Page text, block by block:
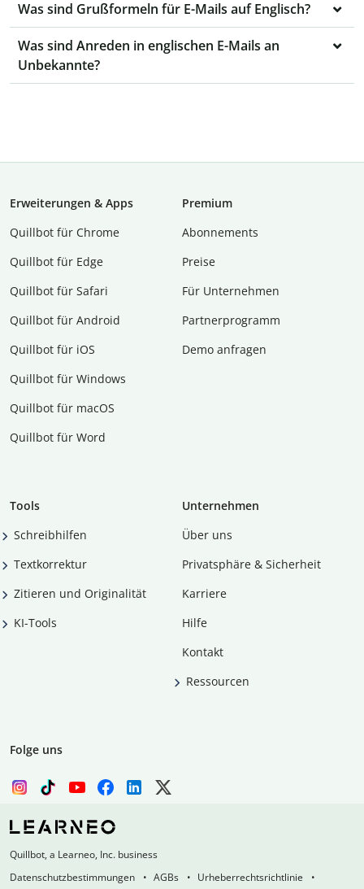
Was sind Grußformeln für E-Mails auf Englisch?
Was sind Anreden in englischen E-Mails an
Unbekannte?
Erweiterungen & Apps
Quillbot für Chrome
Quillbot für Edge
Quillbot für Safari
Quillbot für Android
Quillbot für iOS
Quillbot für Windows
Quillbot für macOS
Quillbot für Word
Premium
Abon­ne­ments
Preise
Für Unternehmen
Partnerprogramm
Demo anfragen
Tools
Schreibhilfen
Textkorrektur
Zitieren und Originalität
KI-Tools
Unternehmen
Über uns
Privatsphäre & Sicherheit
Karriere
Hilfe
Kontakt
Ressourcen
Folge uns
Quillbot, a Learneo, Inc. business
Datenschutzbestimmungen
AGBs
Urheberrechtsrichtlinie